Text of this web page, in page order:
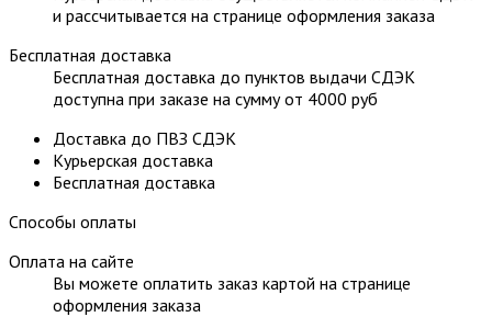
и рассчитывается на странице оформления заказа
Бесплатная доставка
Бесплатная доставка до пунктов выдачи СДЭК
доступна при заказе на сумму от 4000 руб
Доставка до ПВЗ СДЭК
Курьерская доставка
Бесплатная доставка
Способы оплаты
Оплата на сайте
Вы можете оплатить заказ картой на странице
оформления заказа